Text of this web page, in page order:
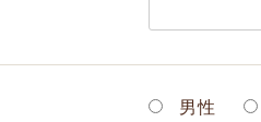
男性